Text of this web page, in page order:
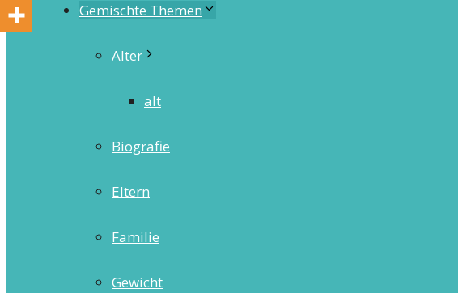
Gemischte Themen
Alter
alt
Biografie
Eltern
Familie
Gewicht